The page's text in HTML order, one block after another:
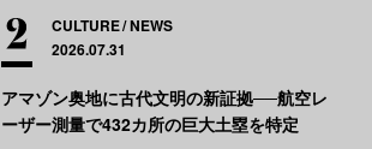
CULTURE NEWS
2026.07.31
アマゾン奥地に古代文明の新証拠──航空レ
ーザー測量で432カ所の巨大土塁を特定